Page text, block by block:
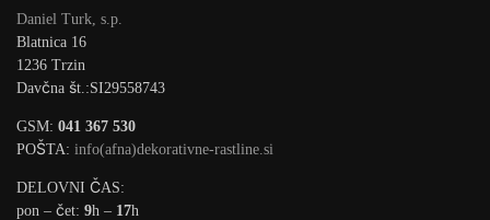
Daniel Turk, s.p.
Blatnica 16
1236 Trzin
Davčna št.:SI29558743
GSM: 041 367 530
POŠTA: info(afna)dekorativne-rastline.si
DELOVNI ČAS:
pon – čet: 9h – 17h